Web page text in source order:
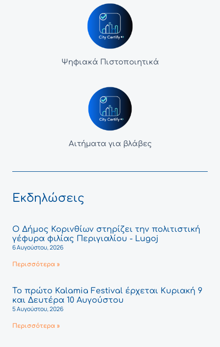
Ψηφιακά Πιστοποιητικά
Αιτήματα για βλάβες
Εκδηλώσεις
Ο Δήμος Κορινθίων στηρίζει την πολιτιστική
γέφυρα φιλίας Περιγιαλίου - Lugoj
6 Αυγούστου, 2026
Περισσότερα »
Το πρώτο Kalamia Festival έρχεται Κυριακή 9
και Δευτέρα 10 Αυγούστου
5 Αυγούστου, 2026
Περισσότερα »